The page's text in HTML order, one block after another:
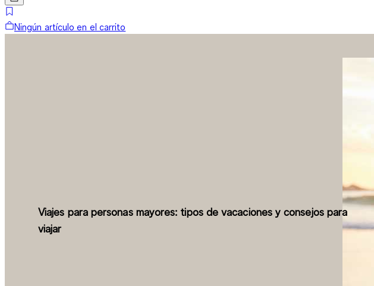
Ningún artículo en el carrito
Viajes para personas mayores: tipos de vacaciones y consejos para
viajar